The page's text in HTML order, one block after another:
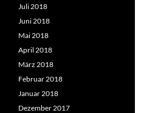
Juli 2018
Juni 2018
Mai 2018
April 2018
März 2018
Februar 2018
Januar 2018
Dezember 2017